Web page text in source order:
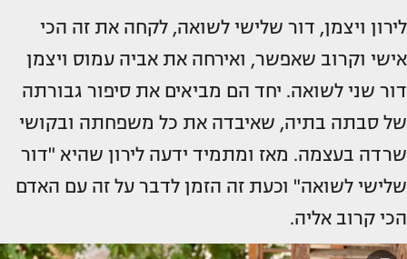
לירון ויצמן, דור שלישי לשואה, לקחה את זה הכי
אישי וקרוב שאפשר, ואירחה את אביה עמוס ויצמן
דור שני לשואה. יחד הם מביאים את סיפור גבורתה
של סבתה בתיה, שאיבדה את כל משפחתה ובקושי
שרדה בעצמה. מאז ומתמיד ידעה לירון שהיא "דור
שלישי לשואה" וכעת זה הזמן לדבר על זה עם האדם
הכי קרוב אליה.